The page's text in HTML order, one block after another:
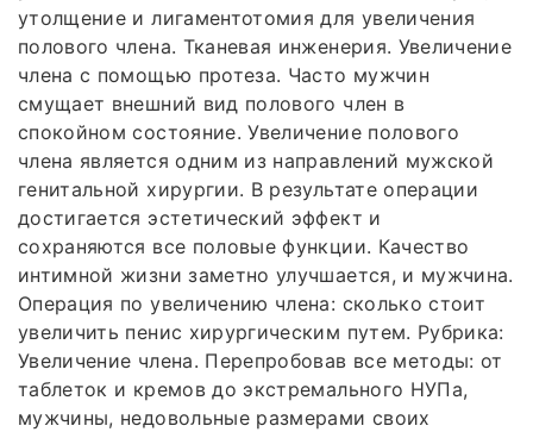
утолщение и лигаментотомия для увеличения
полового члена. Тканевая инженерия. Увеличение
члена с помощью протеза. Часто мужчин
смущает внешний вид полового член в
спокойном состояние. Увеличение полового
члена является одним из направлений мужской
генитальной хирургии. В результате операции
достигается эстетический эффект и
сохраняются все половые функции. Качество
интимной жизни заметно улучшается, и мужчина.
Операция по увеличению члена: сколько стоит
увеличить пенис хирургическим путем. Рубрика:
Увеличение члена. Перепробовав все методы: от
таблеток и кремов до экстремального НУПа,
мужчины, недовольные размерами своих